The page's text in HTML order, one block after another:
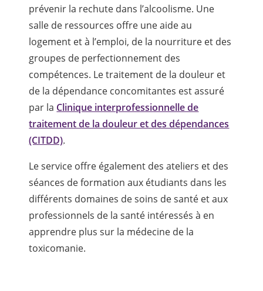
prévenir la rechute dans l’alcoolisme. Une
salle de ressources offre une aide au
logement et à l’emploi, de la nourriture et des
groupes de perfectionnement des
compétences. Le traitement de la douleur et
de la dépendance concomitantes est assuré
par la Clinique interprofessionnelle de
traitement de la douleur et des dépendances
(CITDD).
Le service offre également des ateliers et des
séances de formation aux étudiants dans les
différents domaines de soins de santé et aux
professionnels de la santé intéressés à en
apprendre plus sur la médecine de la
toxicomanie.